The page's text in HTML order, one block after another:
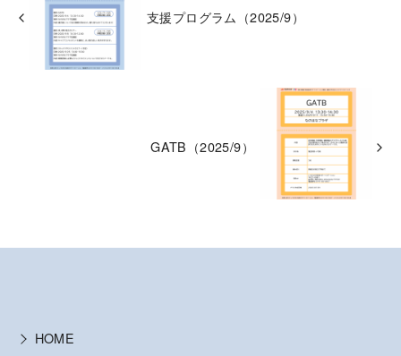
支援プログラム（2025/9）
GATB（2025/9）
HOME